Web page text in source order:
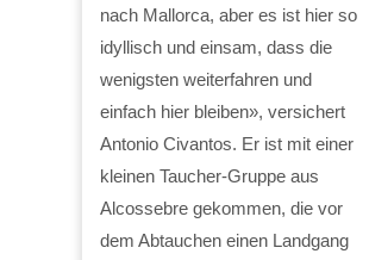
nach Mallorca, aber es ist hier so
idyllisch und einsam, dass die
wenigsten weiterfahren und
einfach hier bleiben», versichert
Antonio Civantos. Er ist mit einer
kleinen Taucher-Gruppe aus
Alcossebre gekommen, die vor
dem Abtauchen einen Landgang